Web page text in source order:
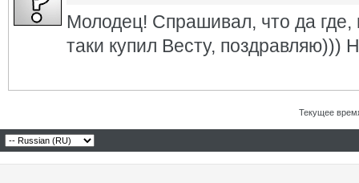
Молодец! Спрашивал, что да
таки купил Весту,
Текущее